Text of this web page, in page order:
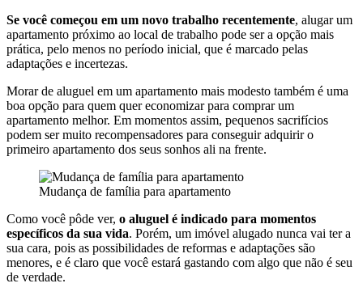
Se você começou em um novo trabalho recentemente, alugar um
apartamento próximo ao local de trabalho pode ser a opção mais
prática, pelo menos no período inicial, que é marcado pelas
adaptações e incertezas.
Morar de aluguel em um apartamento mais modesto também é uma
boa opção para quem quer economizar para comprar um
apartamento melhor. Em momentos assim, pequenos sacrifícios
podem ser muito recompensadores para conseguir adquirir o
primeiro apartamento dos seus sonhos ali na frente.
Mudança de família para apartamento
Como você pôde ver, o aluguel é indicado para momentos
específicos da sua vida. Porém, um imóvel alugado nunca vai ter a
sua cara, pois as possibilidades de reformas e adaptações são
menores, e é claro que você estará gastando com algo que não é seu
de verdade.